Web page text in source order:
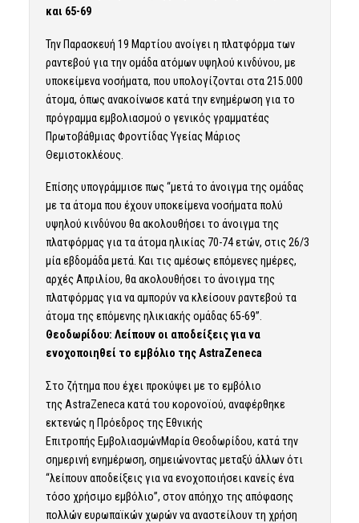
και 65-69
Την Παρασκευή 19 Μαρτίου ανοίγει η πλατφόρμα των
ραντεβού για την ομάδαατόμων υψηλού κινδύνου, με
υποκείμενα νοσήματα, που υπολογίζονται στα 215.000
άτομα, όπως ανακοίνωσε κατά την ενημέρωση για το
πρόγραμμαεμβολιασμού ο γενικός γραμματέας
Πρωτοβάθμιας Φροντίδας Υγείας Μάριος
Θεμιστοκλέους.
Επίσης υπογράμμισε πως “μετά το άνοιγμα της ομάδας
με τα άτομα που έχουν υποκείμενα νοσήματα πολύ
υψηλού κινδύνου θα ακολουθήσει το άνοιγμα της
πλατφόρμας για τα άτομα ηλικίας 70-74 ετών, στις 26/3
μία εβδομάδα μετά. Και τις αμέσως επόμενες ημέρες,
αρχές Απριλίου, θα ακολουθήσει το άνοιγμα της
πλατφόρμας για να αμπορύν να κλείσουν ραντεβού τα
άτομα της επόμενης ηλικιακής ομάδας 65-69”.
Θεοδωρίδου: Λείπουν οι αποδείξεις για να
ενοχοποιηθεί το εμβόλιο της AstraΖeneca
Στο ζήτημα που έχει προκύψει με το εμβόλιο
τηςAstraZenecaκατά του κορονοϊού, αναφέρθηκε
εκτενώς η Πρόεδρος της Εθνικής
Επιτροπής ΕμβολιασμώνΜαρία Θεοδωρίδου, κατά την
σημερινή ενημέρωση, σημειώνοντας μεταξύ άλλων ότι
“λείπουν αποδείξεις για να ενοχοποιήσει κανείς ένα
τόσο χρήσιμο εμβόλιο”, στον απόηχο της απόφασης
πολλών ευρωπαϊκών χωρών να αναστείλουν τη χρήση